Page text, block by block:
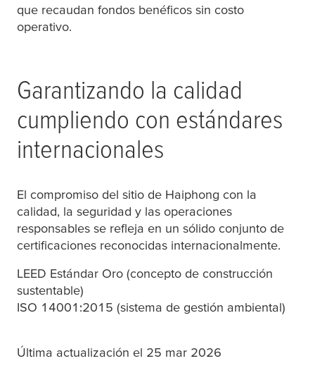
que recaudan fondos benéficos sin costo
operativo.
Garantizando la calidad
cumpliendo con estándares
internacionales
El compromiso del sitio de Haiphong con la
calidad, la seguridad y las operaciones
responsables se refleja en un sólido conjunto de
certificaciones reconocidas internacionalmente.
LEED Estándar Oro (concepto de construcción
sustentable)
ISO 14001:2015 (sistema de gestión ambiental)
Última actualización el 25 mar 2026